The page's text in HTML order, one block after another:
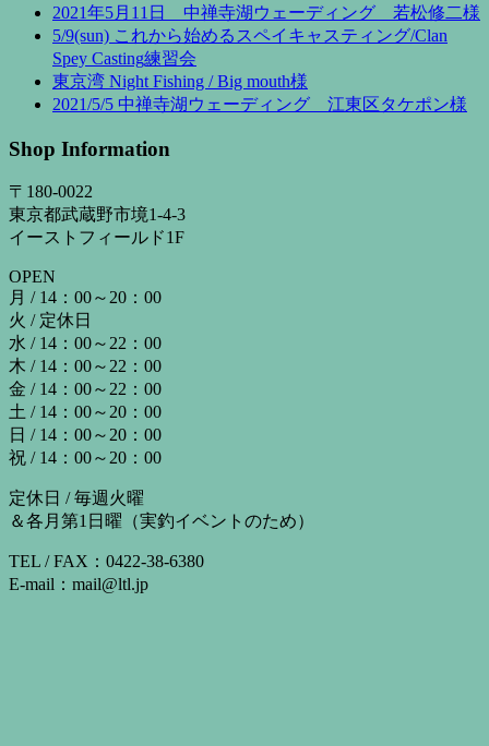
2021年5月11日 中禅寺湖ウェーディング 若松修二様
5/9(sun) これから始めるスペイキャスティング/Clan
Spey Casting練習会
東京湾 Night Fishing / Big mouth様
2021/5/5 中禅寺湖ウェーディング 江東区タケポン様
Shop Information
〒180-0022
東京都武蔵野市境1-4-3
イーストフィールド1F
OPEN
月 / 14：00～20：00
火 / 定休日
水 / 14：00～22：00
木 / 14：00～22：00
金 / 14：00～22：00
土 / 14：00～20：00
日 / 14：00～20：00
祝 / 14：00～20：00
定休日 / 毎週火曜
＆各月第1日曜（実釣イベントのため）
TEL / FAX：0422-38-6380
E-mail：mail@ltl.jp